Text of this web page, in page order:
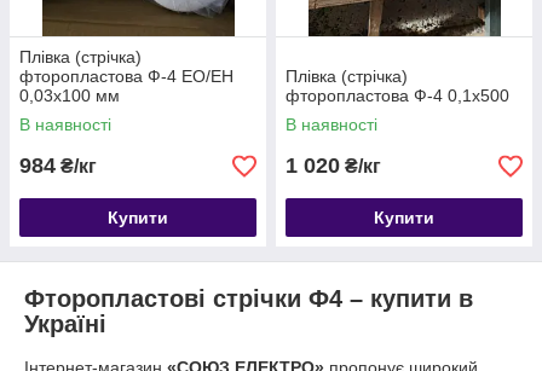
Плівка (стрічка)
фторопластова Ф-4 ЕО/ЕН
0,03х100 мм
В наявності
984 ₴/кг
Купити
Плівка (стрічка)
фторопластова Ф-4 0,1х500
В наявності
1 020 ₴/кг
Купити
Фторопластові стрічки Ф4 – купити в
Україні
Інтернет-магазин «СОЮЗ ЕЛЕКТРО» пропонує широкий